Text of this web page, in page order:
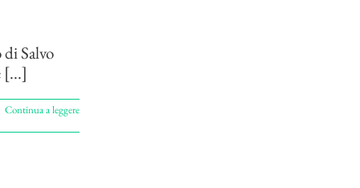
Salvo
[...]
Continua a leggere